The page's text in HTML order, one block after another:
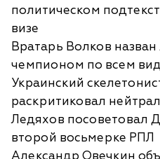
политическом
визе
Вратарь Волков
чемпионом по всем
Украинский
раскритиковал
Ледяхов посоветовал
второй восьмерке РПЛ
Александр Овечкин